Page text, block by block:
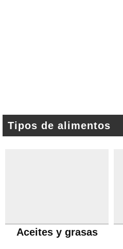
Tipos de alimentos
Aceites y grasas